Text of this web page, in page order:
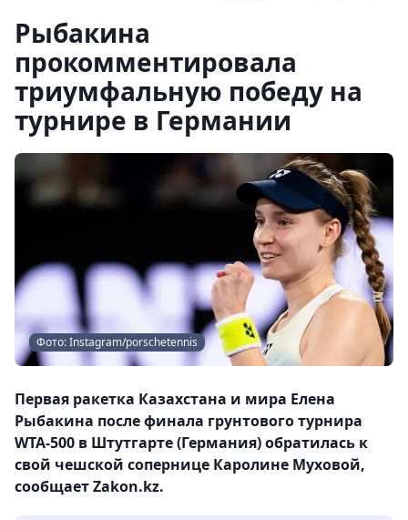
Рыбакина
прокомментировала
триумфальную победу на
турнире в Германии
Фото: Instagram/porschetennis
Первая ракетка Казахстана и мира Елена
Рыбакина после финала грунтового турнира
WTA-500 в Штутгарте (Германия) обратилась к
свой чешской сопернице Каролине Муховой,
сообщает Zakon.kz.